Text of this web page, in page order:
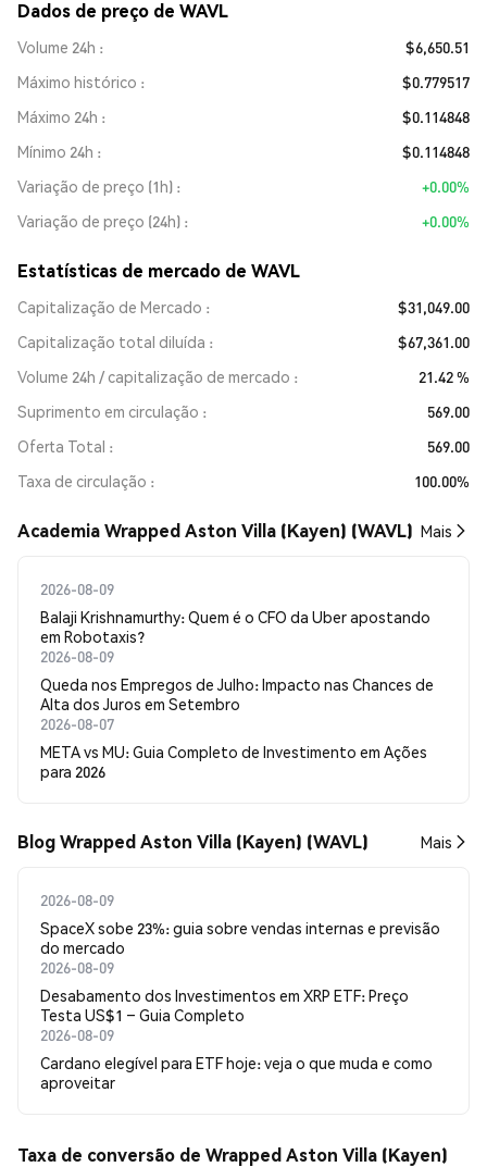
Dados de preço de WAVL
Volume 24h
$6,650.51
Máximo histórico
$0.779517
Máximo 24h
$0.114848
Mínimo 24h
$0.114848
Variação de preço (1h)
+0.00%
Variação de preço (24h)
+0.00%
Estatísticas de mercado de WAVL
Capitalização de Mercado
$31,049.00
Capitalização total diluída
$67,361.00
Volume 24h / capitalização de mercado
21.42 %
Suprimento em circulação
569.00
Oferta Total
569.00
Taxa de circulação
100.00%
Academia Wrapped Aston Villa (Kayen) (WAVL) Mais
2026-08-09
Balaji Krishnamurthy: Quem é o CFO da Uber apostando
em Robotaxis?
2026-08-09
Queda nos Empregos de Julho: Impacto nas Chances de
Alta dos Juros em Setembro
2026-08-07
META vs MU: Guia Completo de Investimento em Ações
para 2026
Blog Wrapped Aston Villa (Kayen) (WAVL) Mais
2026-08-09
SpaceX sobe 23%: guia sobre vendas internas e previsão
do mercado
2026-08-09
Desabamento dos Investimentos em XRP ETF: Preço
Testa US$1 – Guia Completo
2026-08-09
Cardano elegível para ETF hoje: veja o que muda e como
aproveitar
Taxa de conversão de Wrapped Aston Villa (Kayen)